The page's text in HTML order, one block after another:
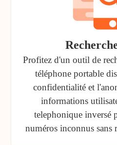
Profitez d'un outil de
téléphone portable
confidentialité et
informations
telephonique inversé
numéros inconnus sans